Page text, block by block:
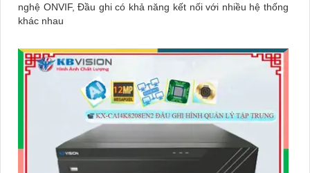
nghệ ONVIF, Đầu ghi có khả năng kết nối với nhiều hệ thống
khác nhau